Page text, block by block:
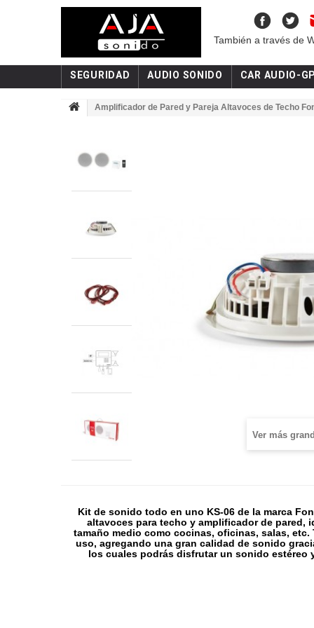
También a través de
SEGURIDAD AUDIO SONIDO CAR AUDIO-
Amplificador de Pared y Pareja Altavoces de Techo
Ver más
Kit de sonido todo en uno KS-06 de la marca
altavoces para techo y amplificador de pared,
tamaño medio como cocinas, oficinas, salas,
uso, agregando una gran calidad de sonido
los cuales podrás disfrutar un sonido estéreo